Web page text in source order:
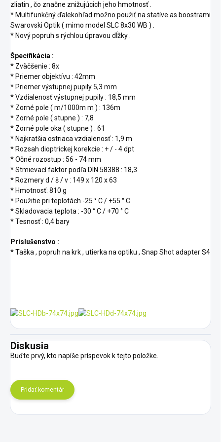
zliatin , čo značne znižujúcich jeho hmotnosť .
* Multifunkčný ďalekohľad možno použiť na statíve as boostrami
Swarovski Optik ( mimo model SLC 8x30 WB ) .
* Nový popruh s rýchlou úpravou dĺžky .
Špecifikácia :
* Zväčšenie : 8x
* Priemer objektívu : 42mm
* Priemer výstupnej pupily 5,3 mm
* Vzdialenosť výstupnej pupily : 18,5 mm
* Zorné pole ( m/1000m m ) : 136m
* Zorné pole ( stupne ) : 7,8
* Zorné pole oka ( stupne ) : 61
* Najkratšia ostriaca vzdialenosť : 1,9 m
* Rozsah dioptrickej korekcie : + / - 4 dpt
* Očné rozostup : 56 - 74 mm
* Stmievací faktor podľa DIN 58388 : 18,3
* Rozmery d / š / v : 149 x 120 x 63
* Hmotnosť: 810 g
* Použitie pri teplotách -25 ° C / +55 ° C
* Skladovacia teplota : -30 ° C / +70 ° C
* Tesnosť : 0,4 bary
Príslušenstvo :
* Taška , popruh na krk , utierka na optiku , Snap Shot adapter S4
Diskusia
Buďte prvý, kto napíše príspevok k tejto položke.
Pridať komentár